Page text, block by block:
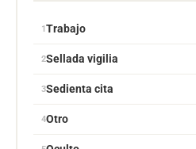
Trabajo
Sellada vigilia
Sedienta cita
Otro